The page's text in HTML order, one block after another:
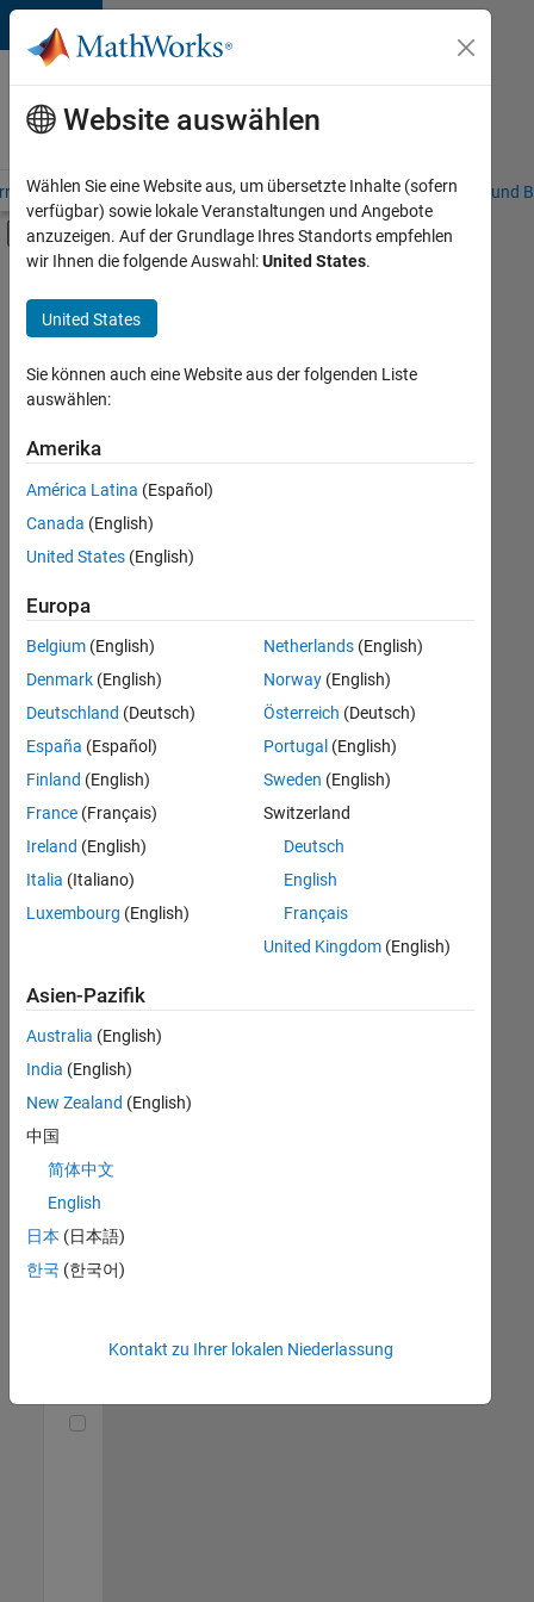
Weiter zum Inhalt
Karriere
bei
MathWorks
– Übersicht Stellensuche Niederlassungen Studierende und
Umschaltung für Off-Canvas-
Hauptinhalt
Ausgewählte
speichern
Es
nicht
alle
Stellen
übersetzt.
Sie
nach
einem
Standort,
um
alle
in
Ihrer
Region
Account
Manager -
Commercial
(m/f/d)
DE-München
Senior Utilities and Energy Market Developer (m/f/d)
and Energy
Market
Developer
Marketing |
Website auswählen
Wählen Sie eine Website aus, um übersetzte Inhalte (sofern
verfügbar) sowie lokale Veranstaltungen und Angebote
anzuzeigen. Auf der Grundlage Ihres Standorts empfehlen
wir Ihnen die folgende Auswahl:United States.
United States
Sie können auch eine Website aus der folgenden Liste
auswählen:
Amerika
América Latina (Español)
Canada (English)
United States (English)
Europa
Belgium (English)
Denmark (English)
Deutschland (Deutsch)
España (Español)
Finland (English)
France (Français)
Ireland (English)
Italia (Italiano)
Luxembourg (English)
Netherlands(English)
Norway(English)
Österreich (Deutsch)
Portugal (English)
Sweden (English)
Switzerland
Deutsch
English
Français
United Kingdom(English)
Asien-Pazifik
Australia (English)
India (English)
New Zealand (English)
中国
简体中文
English
日本 (日本語)
한국 (한국어)
Kontakt zu Ihrer lokalen Niederlassung